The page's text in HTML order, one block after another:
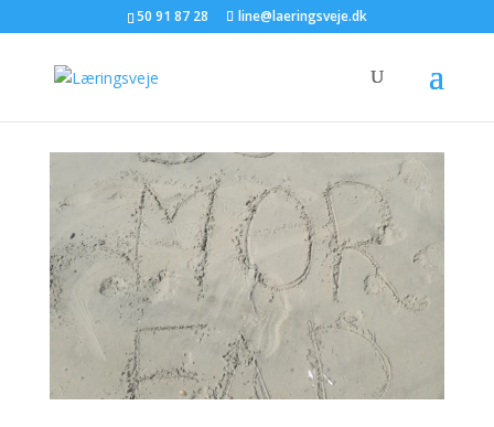
50 91 87 28 line@laeringsveje.dk